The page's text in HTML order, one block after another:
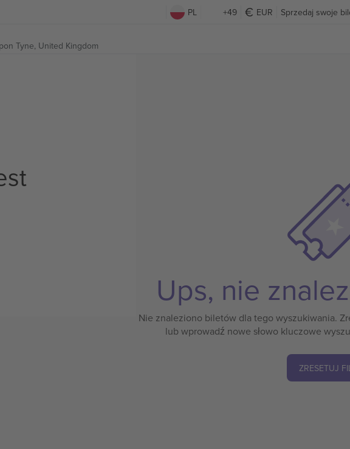
PL +49 EUR Sprzedaj swoje
Tyne, United Kingdom
Ups, nie
Nie znaleziono biletów dla tego wyszukiwania.
lub wprowadź nowe słowo kluczowe
ZRESETUJ